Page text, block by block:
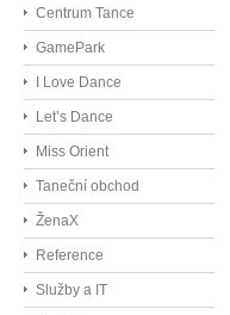
Centrum Tance
GamePark
I Love Dance
Let’s Dance
Miss Orient
Taneční obchod
ŽenaX
Reference
Služby a IT